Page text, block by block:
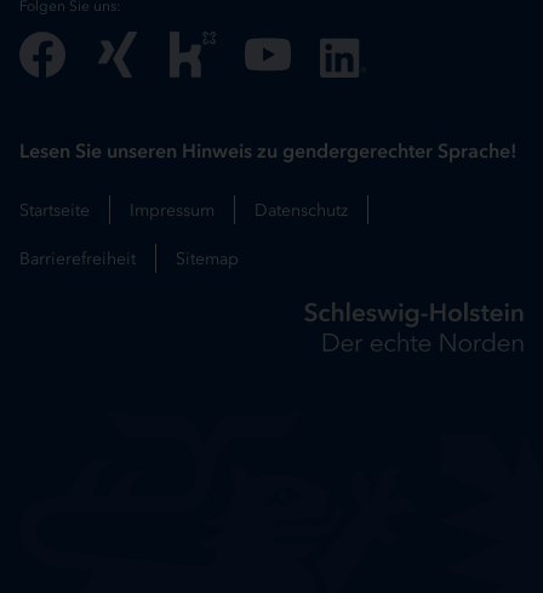
Folgen Sie uns:
Lesen Sie unseren Hinweis zu gendergerechter Sprache!
Startseite Impressum Datenschutz
Barrierefreiheit Sitemap